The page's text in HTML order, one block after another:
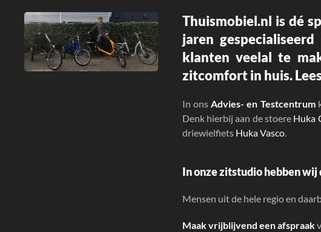
Thuismobiel.nl is dé
jaren
klanten veelal te
zitcomfort in huis.
In onsAdvies- en Testcentrum
Denk hierbij aan de stoere Huka
driewielfiets Huka Vasco.
In onzezitstudiohebben wij
Mensen uit de hele regio en
Maak vrijblijvend een afspraak